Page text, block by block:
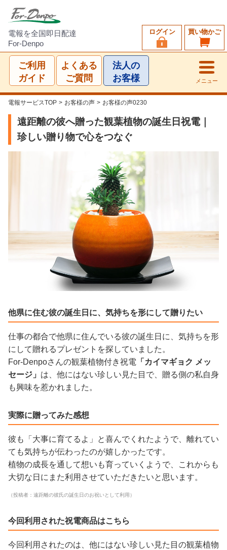
電報を全国即日配達
For-Denpo
買い物かご
ログイン
ご利用
ガイド
よくある
ご質問
法人の
お客様
メニュー
電報サービスTOP > お客様の声 > お客様の声0230
遠距離の彼へ贈った観葉植物の誕生日祝電｜
珍しい贈り物で心をつなぐ
他県に住む彼の誕生日に、気持ちを形にして贈りたい
仕事の都合で他県に住んでいる彼の誕生日に、気持ちを形
にして贈れるプレゼントを探していました。
For-Denpoさんの観葉植物付き祝電 「カイマギョク メッ
セージ」 は、他にはない珍しい見た目で、贈る側の私自身
も興味を惹かれました。
実際に贈ってみた感想
彼も「大事に育てるよ」と喜んでくれたようで、離れてい
ても気持ちが伝わったのが嬉しかったです。
植物の成長を通して想いも育っていくようで、これからも
大切な日にまた利用させていただきたいと思います。
（投稿者：遠距離の彼氏の誕生日のお祝いとして利用）
今回利用された祝電商品はこちら
今回利用されたのは、他にはない珍しい見た目の観葉植物